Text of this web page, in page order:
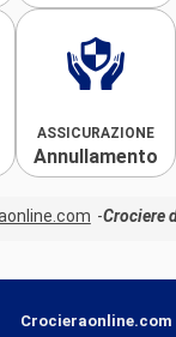
ASSICURAZIONE
Annullamento
Crociere
Crocieraonline.com